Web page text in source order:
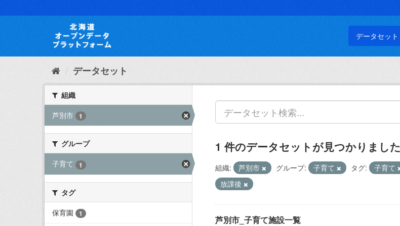
キ
て
データセット
データセット
組織
芦別市
1
グループ
子育て
1
タグ
保育園
1
1 件のデータセットが見つかりました
組織: 芦別市 グループ: 子育て タグ: 子育て
放課後
芦別市_子育て施設一覧